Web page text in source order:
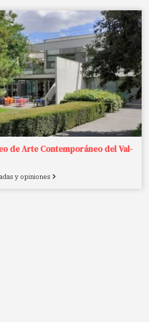
de Arte Contemporáneo del Val-
y opiniones